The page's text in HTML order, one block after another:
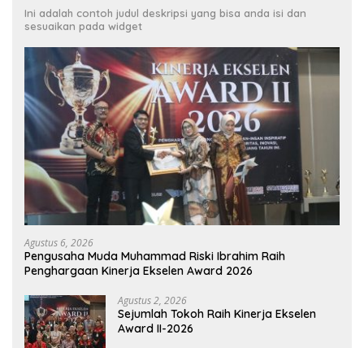
Ini adalah contoh judul deskripsi yang bisa anda isi dan
sesuaikan pada widget
Agustus 6, 2026
Pengusaha Muda Muhammad Riski Ibrahim Raih
Penghargaan Kinerja Ekselen Award 2026
Agustus 2, 2026
Sejumlah Tokoh Raih Kinerja Ekselen
Award II-2026